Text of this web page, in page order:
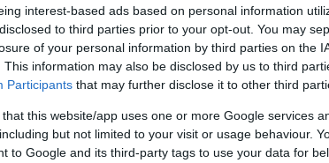
interest-based ads based on personal information
to third parties prior to your opt-out. You may
of your personal information by third parties on the
This information may also be disclosed by us to third
Participants that may further disclose it to other third
this website/app uses one or more Google services
but not limited to your visit or usage behaviour.
to Google and its third-party tags to use your data for